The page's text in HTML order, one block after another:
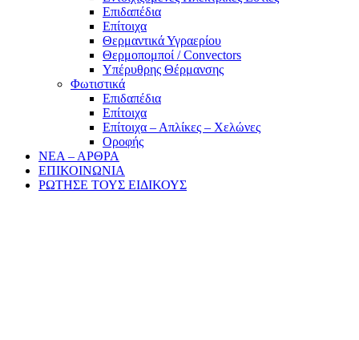
Επιδαπέδια
Επίτοιχα
Θερμαντικά Υγραερίου
Θερμοπομποί / Convectors
Υπέρυθρης Θέρμανσης
Φωτιστικά
Επιδαπέδια
Επίτοιχα
Επίτοιχα – Απλίκες – Χελώνες
Οροφής
ΝΕΑ – ΑΡΘΡΑ
ΕΠΙΚΟΙΝΩΝΙΑ
ΡΩΤΗΣΕ ΤΟΥΣ ΕΙΔΙΚΟΥΣ